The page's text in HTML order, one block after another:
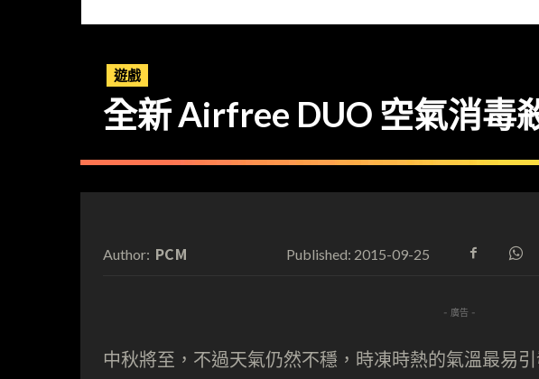
遊戲
全新 Airfree DUO 空氣消毒
Author: PCM Published: 2015-09-25
- 廣告 -
中秋將至，不過天氣仍然不穩，時凍時熱的氣溫最易